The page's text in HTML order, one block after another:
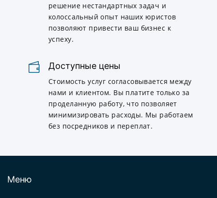
решение нестандартных задач и
колоссальный опыт наших юристов
позволяют привести ваш бизнес к
успеху.
Доступные цены
Стоимость услуг согласовывается между
нами и клиентом. Вы платите только за
проделанную работу, что позволяет
минимизировать расходы. Мы работаем
без посредников и переплат.
Меню